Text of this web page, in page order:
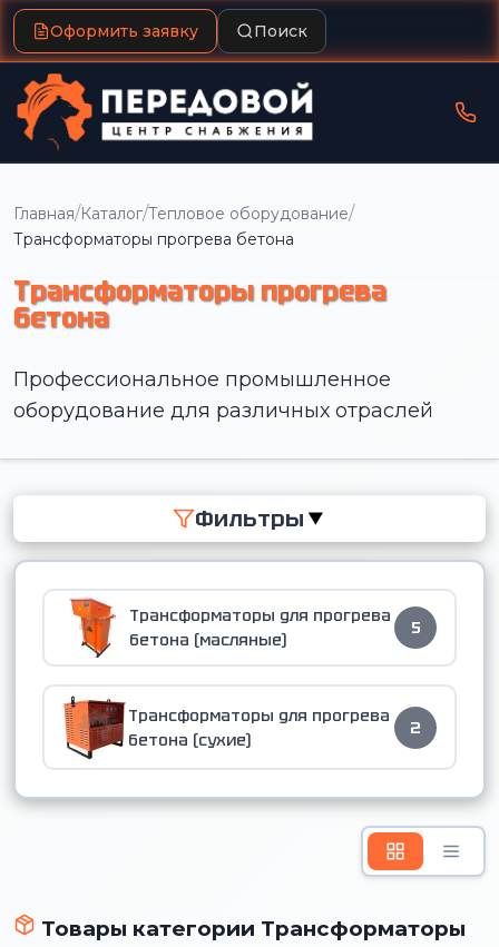
Оформить заявку Поиск
Главная/Каталог/Тепловое оборудование/
Трансформаторы прогрева бетона
Трансформаторы прогрева
бетона
Профессиональное промышленное
оборудование для различных отраслей
Фильтры ▼
Трансформаторы для прогрева
бетона (масляные)
5
Трансформаторы для прогрева
бетона (сухие)
2
Товары категории Трансформаторы